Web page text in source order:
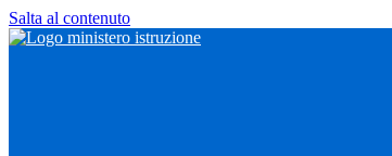
Salta al contenuto